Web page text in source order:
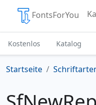
FontsForYou
Kostenlos Katalog
Startseite